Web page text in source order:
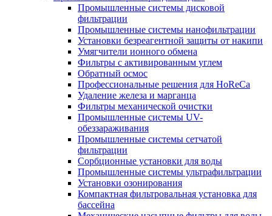
Промышленные системы дисковой
фильтрации
Промышленные системы нанофильтрации
Установки безреагентной защиты от накипи
Умягчители ионного обмена
Фильтры с активированным углем
Обратный осмос
Профессиональные решения для HoReCa
Удаление железа и марганца
Фильтры механической очистки
Промышленные системы UV-
обеззараживания
Промышленные системы сетчатой
фильтрации
Сорбционные установки для воды
Промышленные системы ультрафильтрации
Установки озонирования
Компактная фильтровальная установка для
бассейна